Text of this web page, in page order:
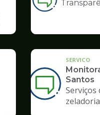
Ilustração
da
de
Ouvidoria
SERVICO
Santos
Serviços
zeladoria